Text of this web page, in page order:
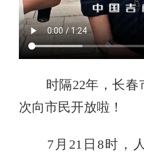
时隔22年，长春
次向市民开放啦！
7月21日8时，人